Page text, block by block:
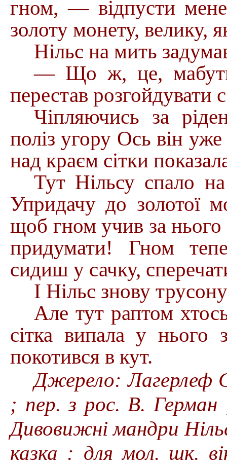
гном, — відпусти
золоту монету, велику,
Нільс на мить
— Що ж, це,
перестав розгойдувати
Чіпляючись за
поліз угору Ось він
над краєм сітки
Тут Нільсу спало
Упридачу до золотої
щоб гном учив за
придумати! Гном
сидиш у сачку,
І Нільс знову
Але тут раптом
сітка випала у нього
покотився в кут.
Джерело: Лагерлеф
; пер. з рос. В.
Дивовижні мандри
казка : для мол. шк.